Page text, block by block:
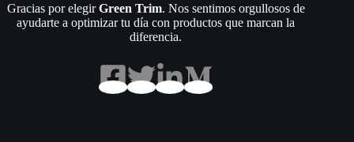
Gracias por elegirGreen Trim. Nos sentimos orgullosos de
ayudarte a optimizar tu día con productos que marcan la
diferencia.